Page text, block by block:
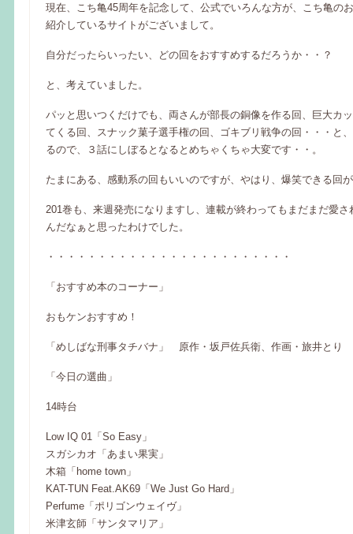
現在、こち亀45周年を記念して、公式でいろんな方が、こち亀の
紹介しているサイトがございまして。
自分だったらいったい、どの回をおすすめするだろうか・・？
と、考えていました。
パッと思いつくだけでも、両さんが部長の銅像を作る回、巨大カ
てくる回、スナック菓子選手権の回、ゴキブリ戦争の回・・・と
るので、３話にしぼるとなるとめちゃくちゃ大変です・・。
たまにある、感動系の回もいいのですが、やはり、爆笑できる回
201巻も、来週発売になりますし、連載が終わってもまだまだ愛さ
んだなぁと思ったわけでした。
・・・・・・・・・・・・・・・・・・・・・・・・
「おすすめ本のコーナー」
おもケンおすすめ！
「めしばな刑事タチバナ」 原作・坂戸佐兵衛、作画・旅井とり
「今日の選曲」
14時台
Low IQ 01「So Easy」
スガシカオ「あまい果実」
木箱「home town」
KAT-TUN Feat.AK69「We Just Go Hard」
Perfume「ポリゴンウェイヴ」
米津玄師「サンタマリア」